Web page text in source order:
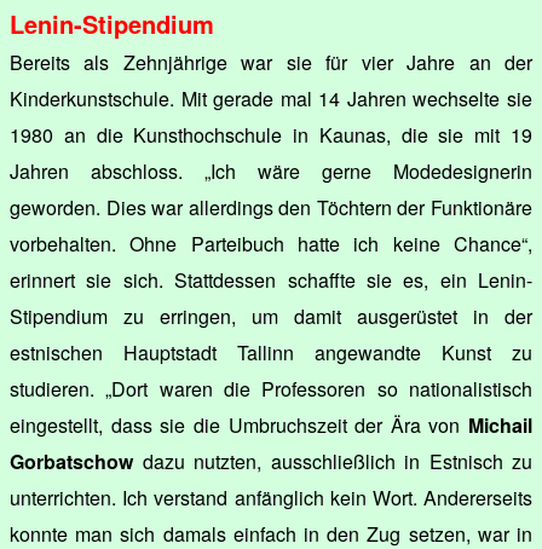
Lenin-Stipendium
Bereits als Zehnjährige war sie für vier Jahre an der
Kinderkunstschule. Mit gerade mal 14 Jahren wechselte sie
1980 an die Kunsthochschule in Kaunas, die sie mit 19
Jahren abschloss. „Ich wäre gerne Modedesignerin
geworden. Dies war allerdings den Töchtern der Funktionäre
vorbehalten. Ohne Parteibuch hatte ich keine Chance“,
erinnert sie sich. Stattdessen schaffte sie es, ein Lenin-
Stipendium zu erringen, um damit ausgerüstet in der
estnischen Hauptstadt Tallinn angewandte Kunst zu
studieren. „Dort waren die Professoren so nationalistisch
eingestellt, dass sie die Umbruchszeit der Ära von Michail
Gorbatschowdazu nutzten, ausschließlich in Estnisch zu
unterrichten. Ich verstand anfänglich kein Wort. Andererseits
konnte man sich damals einfach in den Zug setzen, war in